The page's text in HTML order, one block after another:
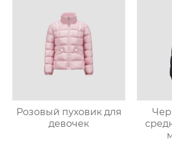
Розовый пуховик для
девочек